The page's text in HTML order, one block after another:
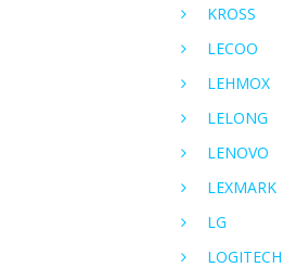
KROSS
LECOO
LEHMOX
LELONG
LENOVO
LEXMARK
LG
LOGITECH